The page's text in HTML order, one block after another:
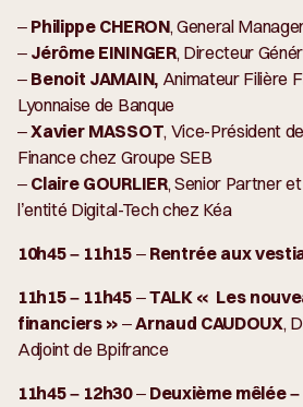
– Philippe CHERON, General
– Jérôme EININGER, Directeur
– Benoit JAMAIN,Animateur Filière
Lyonnaise de Banque
–Xavier MASSOT, Vice-Président
Finance chez Groupe SEB
– Claire GOURLIER, Senior Partner
l’entité Digital-Tech chez Kéa
10h45 – 11h15– Rentrée aux
11h15 – 11h45–TALK « Les
financiers » –Arnaud CAUDOUX,
Adjoint de Bpifrance
11h45 – 12h30– Deuxième mêlée